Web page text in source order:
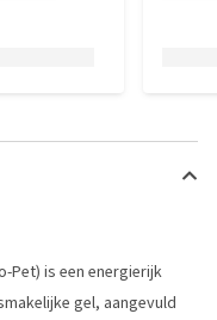
Pet) is een energierijk
gel, aangevuld